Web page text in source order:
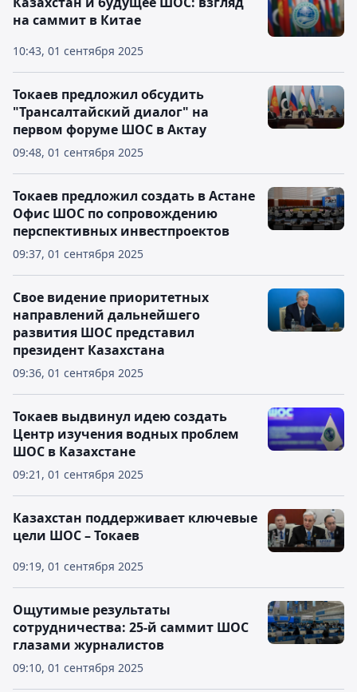
10:43, 01 сентября 2025
на саммит в Китае
09:48, 01 сентября 2025
Токаев предложил обсудить
"Трансалтайский диалог" на
первом форуме ШОС в Актау
09:37, 01 сентября 2025
Токаев предложил создать в Астане
Офис ШОС по сопровождению
перспективных инвестпроектов
09:36, 01 сентября 2025
Свое видение приоритетных
направлений дальнейшего
развития ШОС представил
президент Казахстана
09:21, 01 сентября 2025
Токаев выдвинул идею создать
Центр изучения водных проблем
ШОС в Казахстане
09:19, 01 сентября 2025
Казахстан поддерживает ключевые
цели ШОС – Токаев
09:10, 01 сентября 2025
Ощутимые результаты
сотрудничества: 25-й саммит ШОС
глазами журналистов